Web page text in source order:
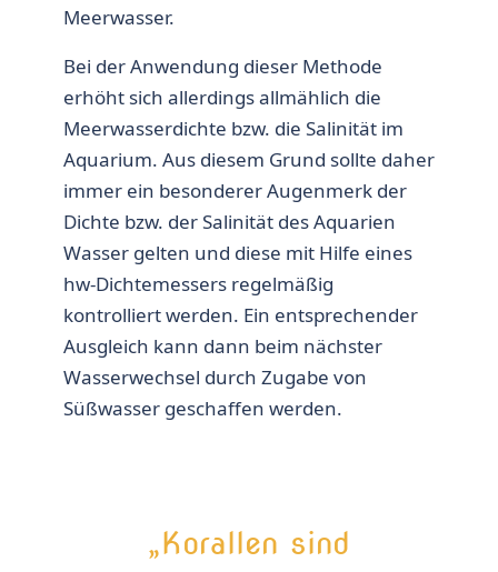
Meerwasser.
Bei der Anwendung dieser Methode
erhöht sich allerdings allmählich die
Meerwasserdichte bzw. die Salinität im
Aquarium. Aus diesem Grund sollte daher
immer ein besonderer Augenmerk der
Dichte bzw. der Salinität des Aquarien
Wasser gelten und diese mit Hilfe eines
hw-Dichtemessers regelmäßig
kontrolliert werden. Ein entsprechender
Ausgleich kann dann beim nächster
Wasserwechsel durch Zugabe von
Süßwasser geschaffen werden.
„Korallen sind